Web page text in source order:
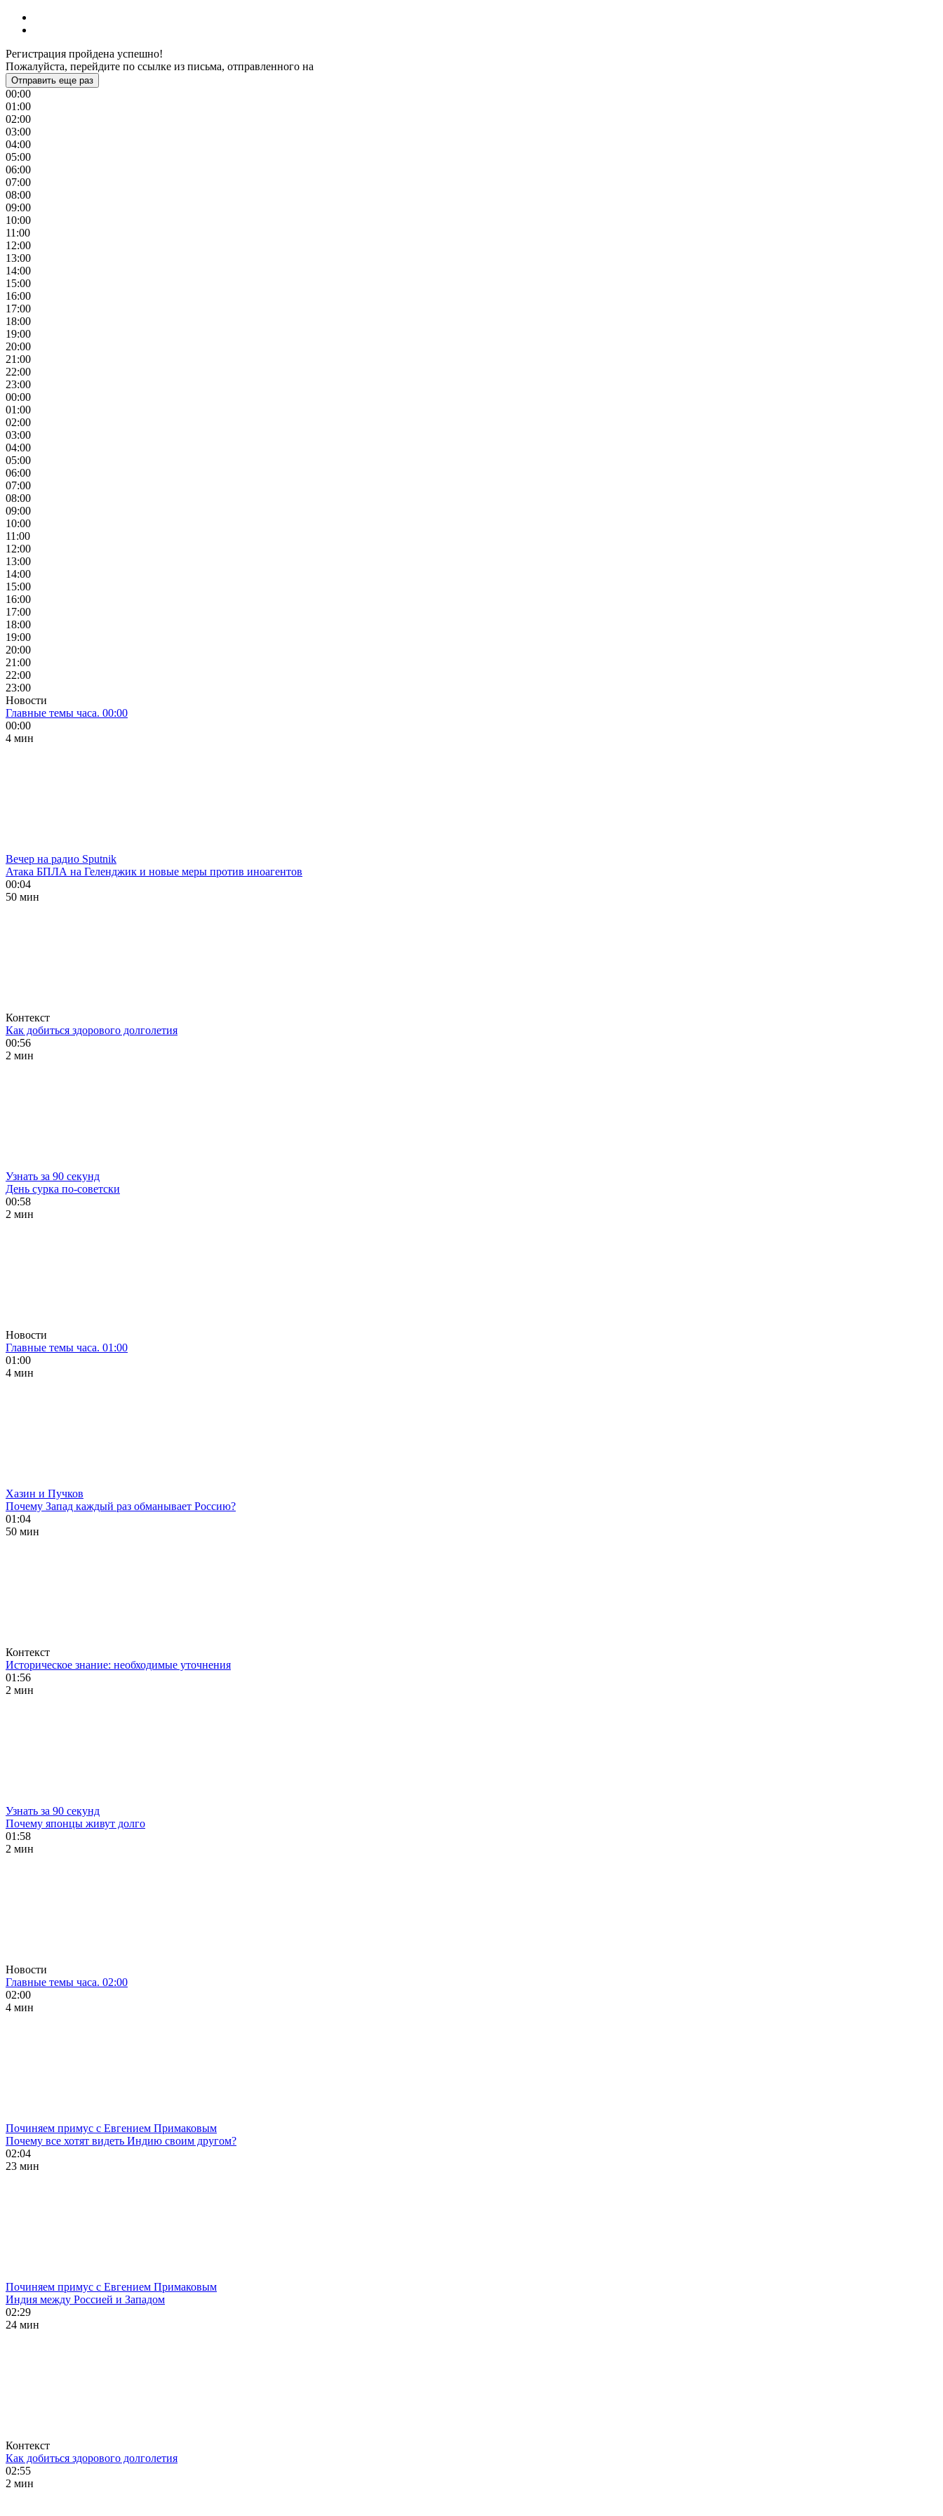
Регистрация пройдена успешно!
Пожалуйста, перейдите по ссылке из письма, отправленного на
Отправить еще раз
00:00
01:00
02:00
03:00
04:00
05:00
06:00
07:00
08:00
09:00
10:00
11:00
12:00
13:00
14:00
15:00
16:00
17:00
18:00
19:00
20:00
21:00
22:00
23:00
00:00
01:00
02:00
03:00
04:00
05:00
06:00
07:00
08:00
09:00
10:00
11:00
12:00
13:00
14:00
15:00
16:00
17:00
18:00
19:00
20:00
21:00
22:00
23:00
Новости
Главные темы часа. 00:00
00:00
4 мин
Вечер на радио Sputnik
Атака БПЛА на Геленджик и новые меры против иноагентов
00:04
50 мин
Контекст
Как добиться здорового долголетия
00:56
2 мин
Узнать за 90 секунд
День сурка по-советски
00:58
2 мин
Новости
Главные темы часа. 01:00
01:00
4 мин
Хазин и Пучков
Почему Запад каждый раз обманывает Россию?
01:04
50 мин
Контекст
Историческое знание: необходимые уточнения
01:56
2 мин
Узнать за 90 секунд
Почему японцы живут долго
01:58
2 мин
Новости
Главные темы часа. 02:00
02:00
4 мин
Починяем примус с Евгением Примаковым
Почему все хотят видеть Индию своим другом?
02:04
23 мин
Починяем примус с Евгением Примаковым
Индия между Россией и Западом
02:29
24 мин
Контекст
Как добиться здорового долголетия
02:55
2 мин